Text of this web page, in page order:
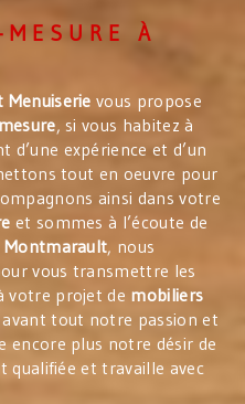
Menuiserie vous propose
, si vous habitez à
d’une expérience et d’un
tout en oeuvre pour
ainsi dans votre
et sommes à l’écoute de
Montmarault, nous
vous transmettre les
votre projet de mobiliers
tout notre passion et
encore plus notre désir de
qualifiée et travaille avec